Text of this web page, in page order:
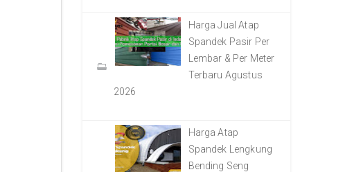
Harga Jual Atap
Spandek Pasir Per
Lembar & Per Meter
Terbaru Agustus
2026
Harga Atap
Spandek Lengkung
Bending Seng